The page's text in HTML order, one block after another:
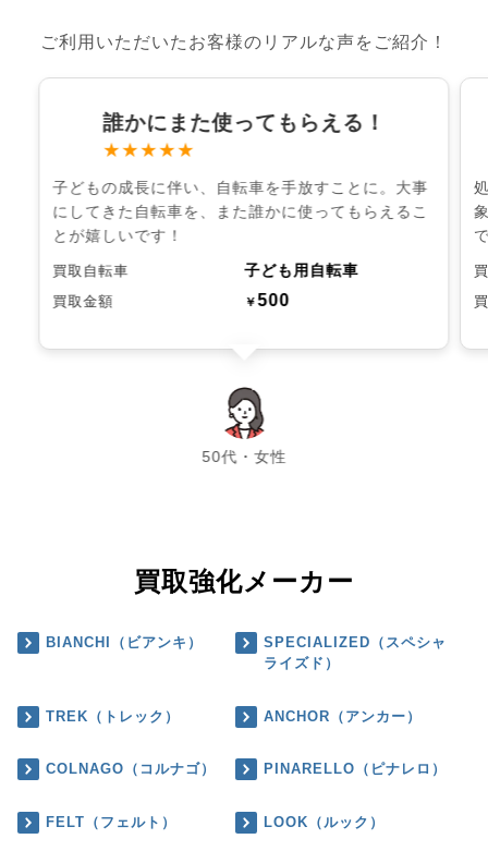
ご利用いただいたお客様のリアルな声をご紹介！
誰かにまた使ってもらえる！
★★★★★
子どもの成長に伴い、自転車を手放すことに。大事
にしてきた自転車を、また誰かに使ってもらえるこ
とが嬉しいです！
買取自転車 子ども用自転車
買取金額 ￥500
50代・女性
chevron_left chevron_right
買取強化メーカー
BIANCHI（ビアンキ）
SPECIALIZED（スペシャ
ライズド）
TREK（トレック） ANCHOR（アンカー）
COLNAGO（コルナゴ） PINARELLO（ピナレロ）
FELT（フェルト） LOOK（ルック）